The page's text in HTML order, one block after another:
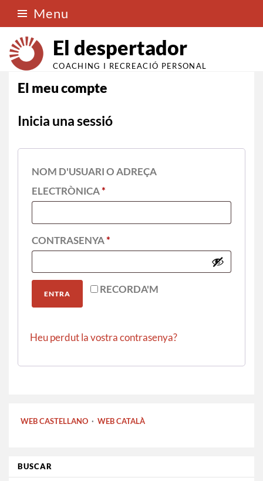
Menu
El despertador
COACHING I RECREACIÓ PERSONAL
El meu compte
Inicia una sessió
NOM D'USUARI O ADREÇA
ELECTRÒNICA*
CONTRASENYA*
RECORDA'M
ENTRA
Heu perdut la vostra contrasenya?
WEB CASTELLANO · WEB CATALÀ
BUSCAR